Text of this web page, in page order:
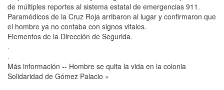
de múltiples reportes al sistema estatal de emergencias 911.
Paramédicos de la Cruz Roja arribaron al lugar y confirmaron que
el hombre ya no contaba con signos vitales.
Elementos de la Dirección de Segurida.
.
.
Más información -- Hombre se quita la vida en la colonia
Solidaridad de Gómez Palacio »